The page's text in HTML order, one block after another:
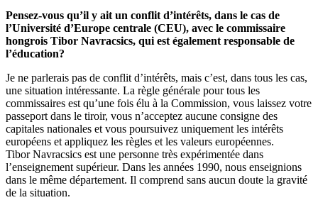
Pensez-vous qu’il y ait un conflit d’intérêts, dans le cas de
l’Université d’Europe centrale (CEU), avec le commissaire
hongrois Tibor Navracsics, qui est également responsable de
l’éducation?
Je ne parlerais pas de conflit d’intérêts, mais c’est, dans tous les cas,
une situation intéressante. La règle générale pour tous les
commissaires est qu’une fois élu à la Commission, vous laissez votre
passeport dans le tiroir, vous n’acceptez aucune consigne des
capitales nationales et vous poursuivez uniquement les intérêts
européens et appliquez les règles et les valeurs européennes.
Tibor Navracsics est une personne très expérimentée dans
l’enseignement supérieur. Dans les années 1990, nous enseignions
dans le même département. Il comprend sans aucun doute la gravité
de la situation.